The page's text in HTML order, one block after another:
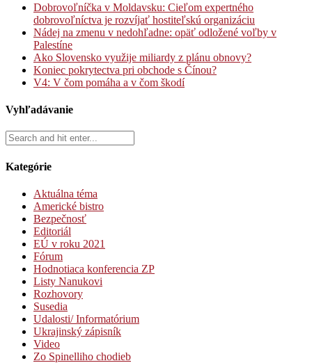
Dobrovoľníčka v Moldavsku: Cieľom expertného
dobrovoľníctva je rozvíjať hostiteľskú organizáciu
Nádej na zmenu v nedohľadne: opäť odložené voľby v
Palestíne
Ako Slovensko využije miliardy z plánu obnovy?
Koniec pokrytectva pri obchode s Čínou?
V4: V čom pomáha a v čom škodí
Vyhľadávanie
Kategórie
Aktuálna téma
Americké bistro
Bezpečnosť
Editoriál
EÚ v roku 2021
Fórum
Hodnotiaca konferencia ZP
Listy Nanukovi
Rozhovory
Susedia
Udalosti/ Informatórium
Ukrajinský zápisník
Video
Zo Spinelliho chodieb